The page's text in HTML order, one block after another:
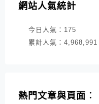
網站人氣統計
今日人氣： 175
累計人氣： 4,968,991
熱門文章與頁面︰